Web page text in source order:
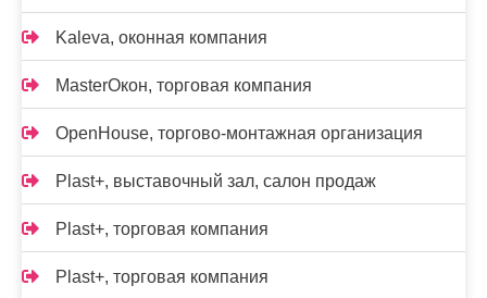
Kalevа, оконная компания
MasterОкон, торговая компания
OpenHouse, торгово-монтажная организация
Plast+, выставочный зал, салон продаж
Plast+, торговая компания
Plast+, торговая компания